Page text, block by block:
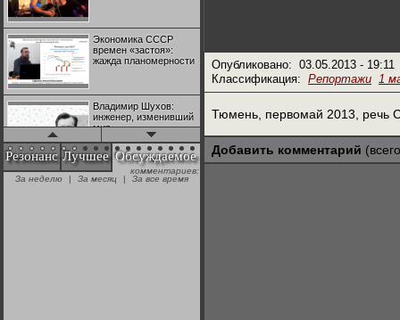
Экономика СССР
времен «застоя»:
жажда планомерности
Владимир Шухов:
инженер, изменивший
мир
"Аркадий Коц" на
эгалите-фесте "Не
Резонанс Лучшее Обсуждаемое
комментариев:
За неделю
| За месяц | За все время
Опубликовано: 03.05.2013 - 19:11
Классификация: Репортажи 1
Тюмень, первомай 2013, речь
Добавить комментарий